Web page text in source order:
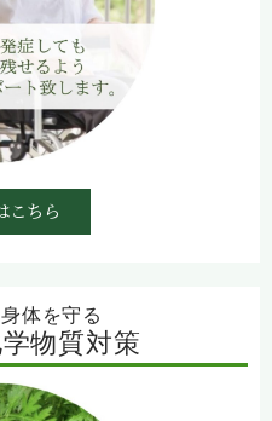
こちら
体を守る
物質対策